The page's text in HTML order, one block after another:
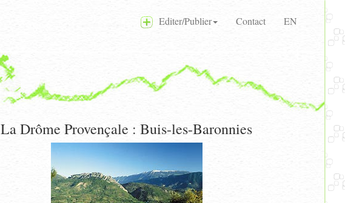
Editer/Publier Contact EN
La Drôme Provençale : Buis-les-Baronnies